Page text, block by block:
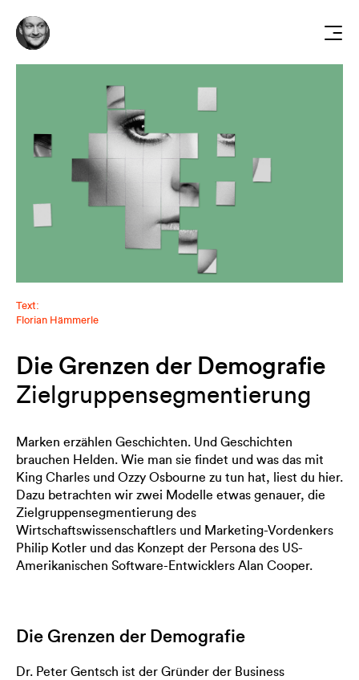
Text:
Florian Hämmerle
Die Grenzen der Demografie
Zielgruppensegmentierung
Marken erzählen Geschichten. Und Geschichten
brauchen Helden. Wie man sie findet und was das mit
King Charles und Ozzy Osbourne zu tun hat, liest du hier.
Dazu betrachten wir zwei Modelle etwas genauer, die
Zielgruppensegmentierung des
Wirtschaftswissenschaftlers und Marketing-Vordenkers
Philip Kotler und das Konzept der Persona des US-
Amerikanischen Software-Entwicklers Alan Cooper.
Die Grenzen der Demografie
Dr. Peter Gentsch ist der Gründer der Business